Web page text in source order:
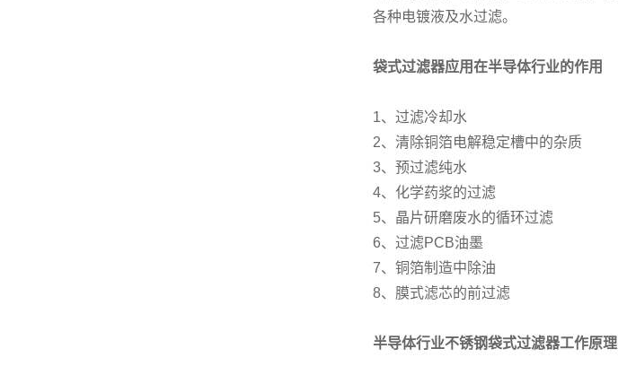
各种电镀液及水过滤。
袋式过滤器应用在半导体行业的作用
1、过滤冷却水
2、清除铜箔电解稳定槽中的杂质
3、预过滤纯水
4、化学药浆的过滤
5、晶片研磨废水的循环过滤
6、过滤PCB油墨
7、铜箔制造中除油
8、膜式滤芯的前过滤
半导体行业不锈钢袋式过滤器工作原理